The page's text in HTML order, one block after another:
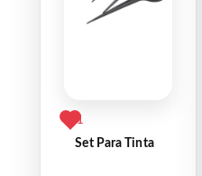
1
Set Para Tinta